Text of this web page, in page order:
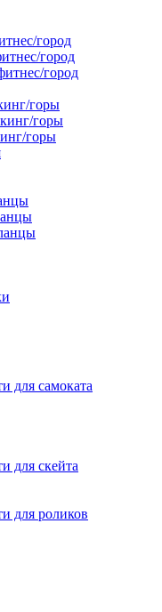
город
город
город
горы
горы
горы
для самоката
для скейта
для роликов